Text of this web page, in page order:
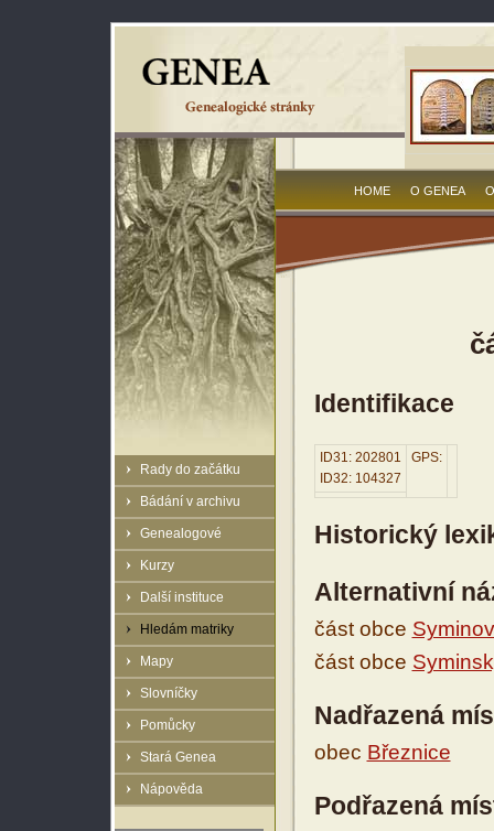
Rady do začátku
Bádání v archivu
Genealogové
Kurzy
Další instituce
Hledám matriky
Mapy
Slovníčky
Pomůcky
Stará Genea
Nápověda
HOME O GENEA
Identifikace
ID31: 202801
ID32: 104327
GPS:
Historický
Alternativní
část obce
část obce
Nadřazená
obec Březnice
Podřazená